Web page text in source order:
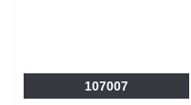
107007